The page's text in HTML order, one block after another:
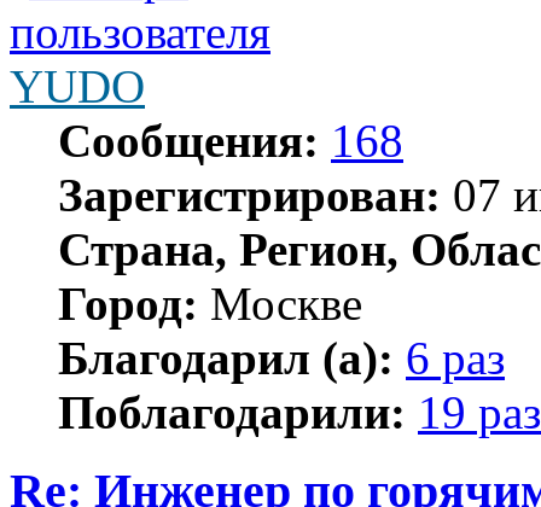
YUDO
Сообщения: 168
Зарегистрирован: 07
Страна, Регион,
Город: Москве
Благодарил (а): 6 раз
Поблагодарили: 19 раз
Re: Инженер по